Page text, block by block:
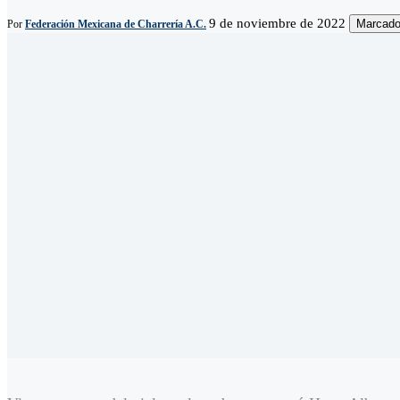
Por Federación Mexicana de Charrería A.C. 9 de noviembre de 2022